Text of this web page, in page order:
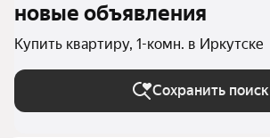
новые объявления
Купить квартиру, 1-комн. в Иркутске
Сохранить поиск